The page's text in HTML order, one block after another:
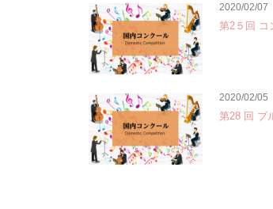
2020/02/07
第2５回 コ
2020/02/05
第28 回 ブ